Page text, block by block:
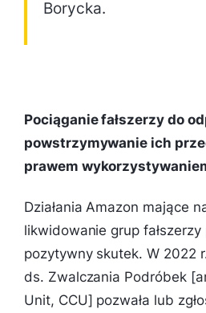
Borycka.
Pociąganie fałszerzy do
powstrzymywanie ich
prawem
Działania Amazon mające
likwidowanie grup fałszerzy
pozytywny skutek. W 2022
ds. Zwalczania Podróbek
Unit, CCU] pozwała lub